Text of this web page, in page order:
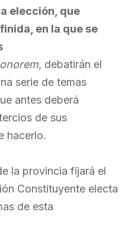
elección, que
en la que se
, debatirán el
serie de temas
antes deberá
de sus
hacerlo.
la provincia fijará el
Constituyente electa
de esta